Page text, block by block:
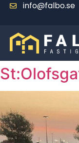
info@falbo.se